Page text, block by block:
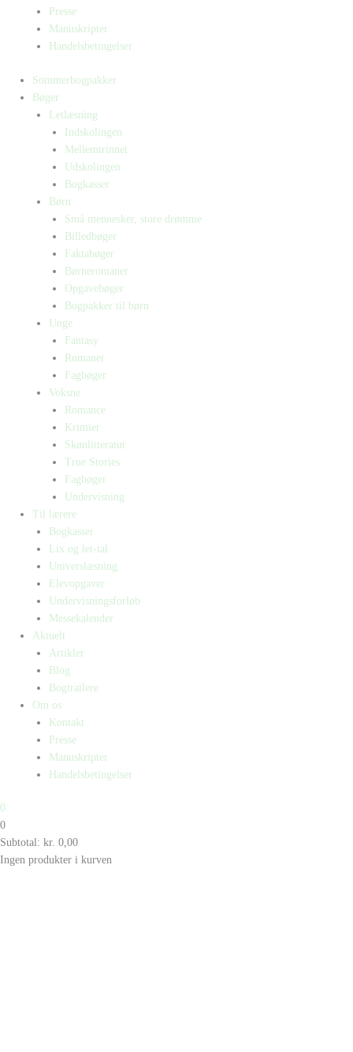
Presse
Manuskripter
Handelsbetingelser
Sommerbogpakker
Bøger
Letlæsning
Indskolingen
Mellemtrinnet
Udskolingen
Bogkasser
Børn
Små mennesker, store drømme
Billedbøger
Faktabøger
Børneromaner
Opgavebøger
Bogpakker til børn
Unge
Fantasy
Romaner
Fagbøger
Voksne
Romance
Krimier
Skønlitteratur
True Stories
Fagbøger
Undervisning
Til lærere
Bogkasser
Lix og let-tal
Universlæsning
Elevopgaver
Undervisningsforløb
Messekalender
Aktuelt
Artikler
Blog
Bogtrailere
Om os
Kontakt
Presse
Manuskripter
Handelsbetingelser
0
0
Subtotal: kr. 0,00
Ingen produkter i kurven